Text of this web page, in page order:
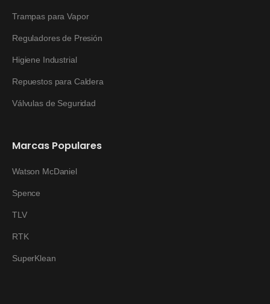
Trampas para Vapor
Reguladores de Presión
Higiene Industrial
Repuestos para Caldera
Válvulas de Seguridad
Marcas Populares
Watson McDaniel
Spence
TLV
RTK
SuperKlean